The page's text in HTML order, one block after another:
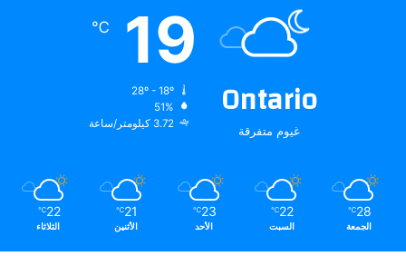
Ontario
غيوم متفرقة
19
℃
51%
3.72 كيلومتر/ساعة
28
℃
الجمعة
22
℃
السبت
23
℃
الأحد
21
℃
الأثنين
22
℃
الثلاثاء